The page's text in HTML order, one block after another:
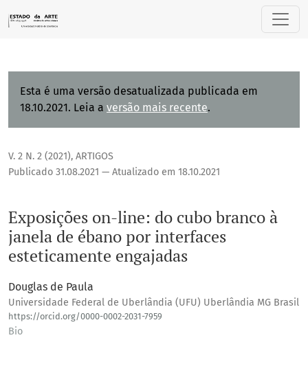
Exposições on-line: do cubo branco à janela de ébano por
Esta é uma versão desatualizada publicada em
18.10.2021. Leia a versão mais recente.
V. 2 N. 2 (2021), ARTIGOS
Exposições on-line: do cubo branco à
janela de ébano por interfaces
esteticamente engajadas
Publicado 31.08.2021 — Atualizado em 18.10.2021
Douglas de Paula
Universidade Federal de Uberlândia (UFU) Uberlândia MG Brasil
https://orcid.org/0000-0002-2031-7959
Bio